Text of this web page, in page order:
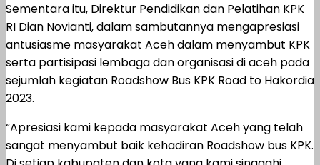
Sementara itu, Direktur Pendidikan dan Pelatihan KPK
RI Dian Novianti, dalam sambutannya mengapresiasi
antusiasme masyarakat Aceh dalam menyambut KPK
serta partisipasi lembaga dan organisasi di aceh pada
sejumlah kegiatan Roadshow Bus KPK Road to Hakordia
2023.
“Apresiasi kami kepada masyarakat Aceh yang telah
sangat menyambut baik kehadiran Roadshow bus KPK.